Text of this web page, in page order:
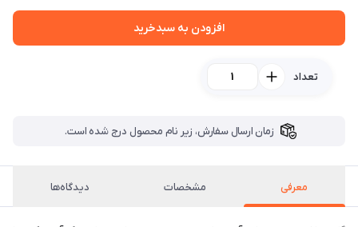
افزودن به سبدخرید
تعداد
زمان ارسال سفارش، زیر نام محصول درج شده است.
معرفی مشخصات دیدگاه‌ها